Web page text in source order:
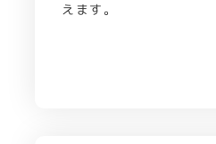
えます。